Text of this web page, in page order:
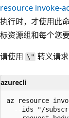
resource invoke-
执行时，才使用此
标资源组和每个您
请使用 \" 转义请
azurecli
az resource
--ids "/